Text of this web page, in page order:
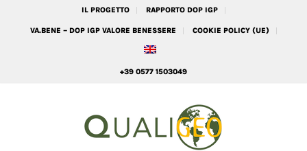
IL PROGETTO RAPPORTO DOP IGP
VA.BENE – DOP IGP VALORE BENESSERE COOKIE POLICY (UE)
+39 0577 1503049